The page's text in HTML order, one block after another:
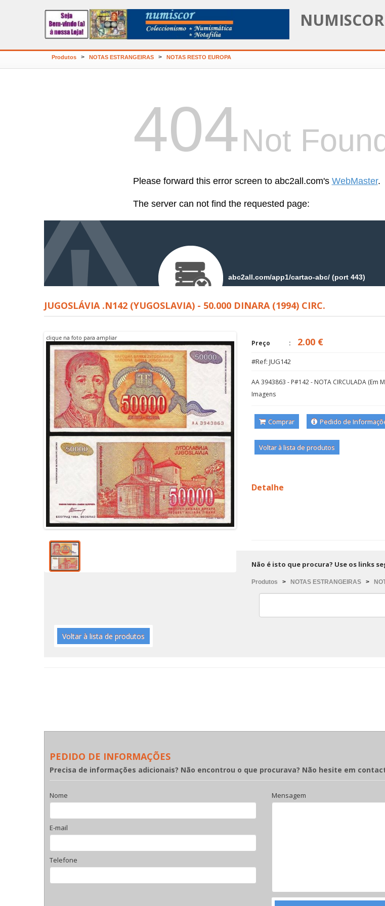
NUMISCOR
Produtos > NOTAS ESTRANGEIRAS > NOTAS RESTO EUROPA
JUGOSLÁVIA .N142 (YUGOSLAVIA) - 50.000 DINARA (1994) CIRC.
clique na foto para ampliar
Preço 2.00 €
#Ref: JUG142
AA 3943863 - P#142 - NOTA CIRCULADA (Em
Imagens
Comprar Pedido de
Voltar à lista de produtos
Detalhe
Não é isto que procura? Use os links
Produtos > NOTAS ESTRANGEIRAS >
Voltar à lista de produtos
PEDIDO DE INFORMAÇÕES
Precisa de informações adicionais? Não encontrou o que procurava? Não hesite em
Nome
E-mail
Telefone
Mensagem